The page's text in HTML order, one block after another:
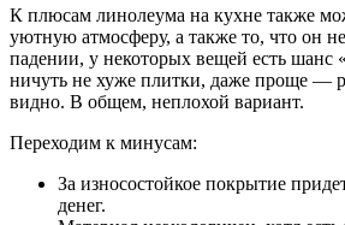
К плюсам линолеума на кухне также
уютную атмосферу, а также то, что он
падении, у некоторых вещей есть шанс
ничуть не хуже плитки, даже проще —
видно. В общем, неплохой вариант.
Переходим к минусам:
За износостойкое покрытие
денег.